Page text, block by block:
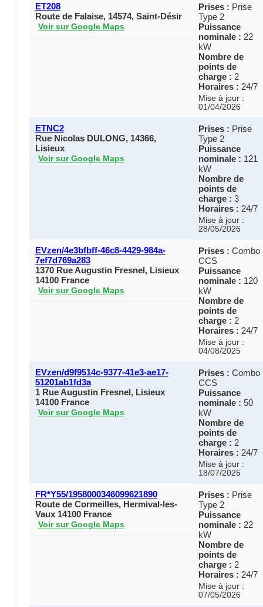
ET208
Route de Falaise, 14574, Saint-Désir
Voir sur Google Maps
Prises : Prise
Type 2
Puissance
nominale : 22
kW
Nombre de
points de
charge : 2
Horaires : 24/7
Mise à jour :
01/04/2026
ETNC2
Rue Nicolas DULONG, 14366,
Lisieux
Voir sur Google Maps
Prises : Prise
Type 2
Puissance
nominale : 121
kW
Nombre de
points de
charge : 3
Horaires : 24/7
Mise à jour :
28/05/2026
EVzen/4e3bfbff-46c8-4429-984a-
7ef7d769a283
1370 Rue Augustin Fresnel, Lisieux
14100 France
Voir sur Google Maps
Prises : Combo
CCS
Puissance
nominale : 120
kW
Nombre de
points de
charge : 2
Horaires : 24/7
Mise à jour :
04/08/2025
EVzen/d9f9514c-9377-41e3-ae17-
51201ab1fd3a
1 Rue Augustin Fresnel, Lisieux
14100 France
Voir sur Google Maps
Prises : Combo
CCS
Puissance
nominale : 50
kW
Nombre de
points de
charge : 2
Horaires : 24/7
Mise à jour :
18/07/2025
FR*Y55/1958000346099621890
Route de Cormeilles, Hermival-les-
Vaux 14100 France
Voir sur Google Maps
Prises : Prise
Type 2
Puissance
nominale : 22
kW
Nombre de
points de
charge : 2
Horaires : 24/7
Mise à jour :
07/05/2026